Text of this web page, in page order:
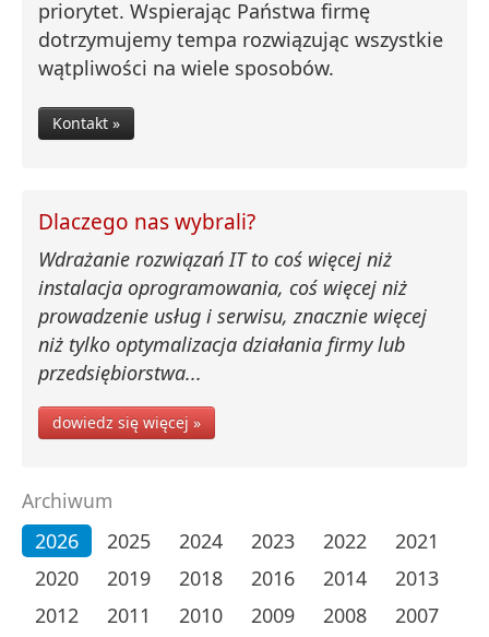
priorytet. Wspierając Państwa firmę
dotrzymujemy tempa rozwiązując wszystkie
wątpliwości na wiele sposobów.
Kontakt »
Dlaczego nas wybrali?
Wdrażanie rozwiązań IT to coś więcej niż
instalacja oprogramowania, coś więcej niż
prowadzenie usług i serwisu, znacznie więcej
niż tylko optymalizacja działania firmy lub
przedsiębiorstwa...
dowiedz się więcej »
Archiwum
2026
2025 2024 2023 2022
2021
2020
2019 2018 2016 2014
2013
2012
2011 2010 2009 2008
2007